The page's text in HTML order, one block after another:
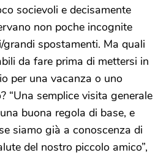
socievoli e decisamente
non poche incognite
spostamenti. Ma quali
da fare prima di mettersi in
per una vacanza o uno
“Una semplice visita generale
buona regola di base, e
siamo già a conoscenza di
del nostro piccolo amico”,